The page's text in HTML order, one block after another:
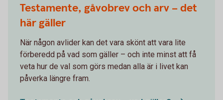
Testamente, gåvobrev och arv – det
här gäller
När någon avlider kan det vara skönt att vara lite
förberedd på vad som gäller – och inte minst att få
veta hur de val som görs medan alla är i livet kan
påverka längre fram.